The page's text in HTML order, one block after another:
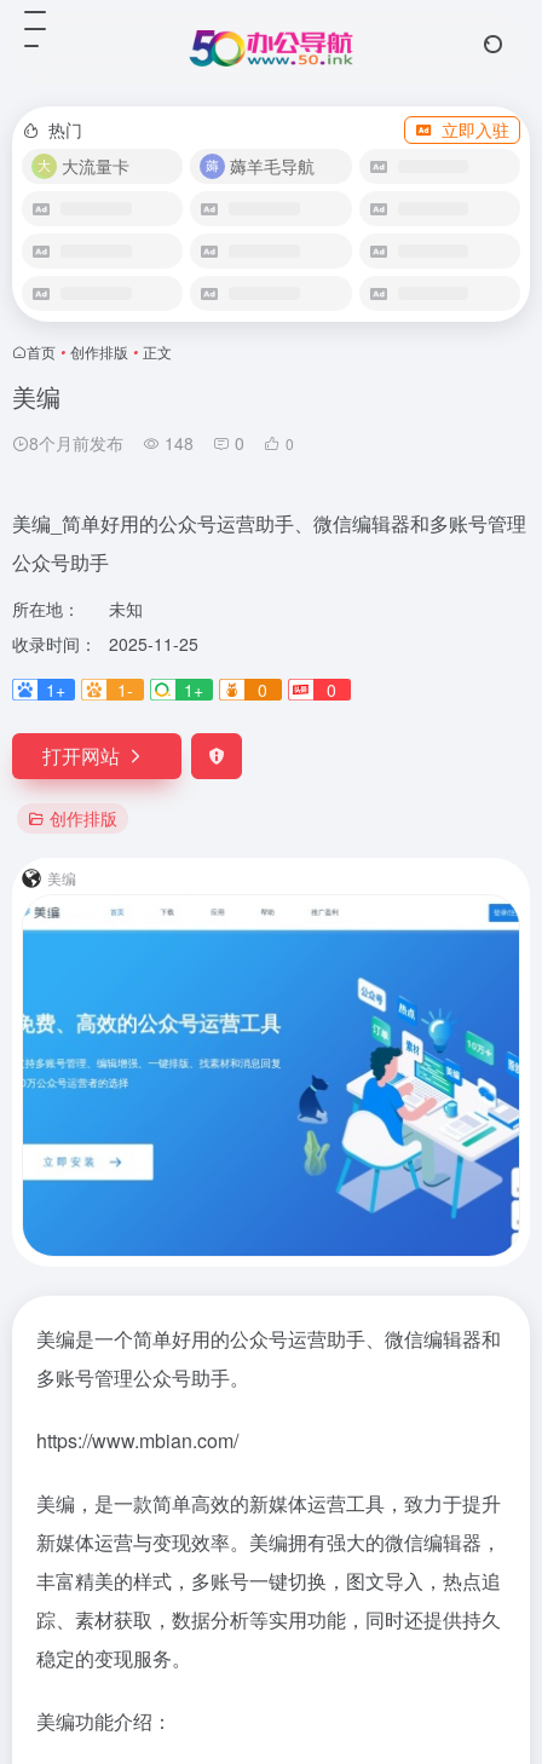
热门
立即入驻
大流量卡
薅羊毛导航
首页 • 创作排版 • 正文
美编
8个月前发布 148 0 0
美编_简单好用的公众号运营助手、微信编辑器和多账号管理
公众号助手
所在地：
未知
收录时间：
2025-11-25
1+
1- 1+ 0 0
打开网站
创作排版
美编
美编是一个简单好用的公众号运营助手、微信编辑器和
多账号管理公众号助手。
https://www.mbian.com/
美编，是一款简单高效的新媒体运营工具，致力于提升
新媒体运营与变现效率。美编拥有强大的微信编辑器，
丰富精美的样式，多账号一键切换，图文导入，热点追
踪、素材获取，数据分析等实用功能，同时还提供持久
稳定的变现服务。
美编功能介绍：